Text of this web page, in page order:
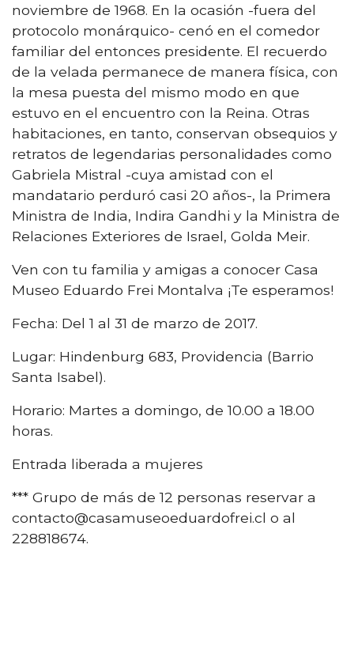
noviembre de 1968. En la ocasión -fuera del
protocolo monárquico- cenó en el comedor
familiar del entonces presidente. El recuerdo
de la velada permanece de manera física, con
la mesa puesta del mismo modo en que
estuvo en el encuentro con la Reina. Otras
habitaciones, en tanto, conservan obsequios y
retratos de legendarias personalidades como
Gabriela Mistral -cuya amistad con el
mandatario perduró casi 20 años-, la Primera
Ministra de India, Indira Gandhi y la Ministra de
Relaciones Exteriores de Israel, Golda Meir.
Ven con tu familia y amigas a conocer Casa
Museo Eduardo Frei Montalva ¡Te esperamos!
Fecha: Del 1 al 31 de marzo de 2017.
Lugar: Hindenburg 683, Providencia (Barrio
Santa Isabel).
Horario: Martes a domingo, de 10.00 a 18.00
horas.
Entrada liberada a mujeres
*** Grupo de más de 12 personas reservar a
contacto@casamuseoeduardofrei.cl o al
228818674.